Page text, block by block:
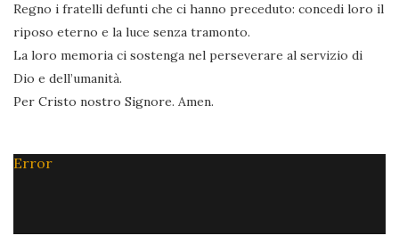
Regno i fratelli defunti che ci hanno preceduto: concedi loro il
riposo eterno e la luce senza tramonto.
La loro memoria ci sostenga nel perseverare al servizio di
Dio e dell’umanità.
Per Cristo nostro Signore. Amen.
Error